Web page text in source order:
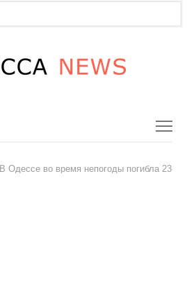
В Одессе во время непогоды погибла 23-